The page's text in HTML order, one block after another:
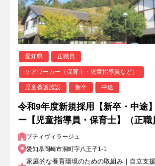
愛知県 正職員
ケアワーカー（保育士・児童指導員など）
児童養護施設 新卒 中途
令和9年度新規採用【新卒・中途
ー【児童指導員・保育士】（正職
プティヴィラージュ
愛知県岡崎市洞町字八王子1-1
家庭的な養育環境のための取組み｜自立支